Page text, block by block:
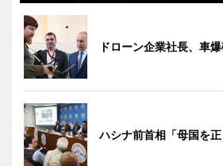
ドローン企業社長、車
ハシナ前首相「母国を正